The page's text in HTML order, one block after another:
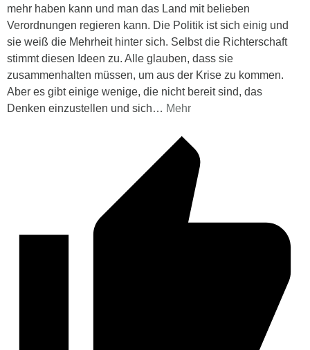
mehr haben kann und man das Land mit belieben
Verordnungen regieren kann. Die Politik ist sich einig und
sie weiß die Mehrheit hinter sich. Selbst die Richterschaft
stimmt diesen Ideen zu. Alle glauben, dass sie
zusammenhalten müssen, um aus der Krise zu kommen.
Aber es gibt einige wenige, die nicht bereit sind, das
Denken einzustellen und sich… Mehr